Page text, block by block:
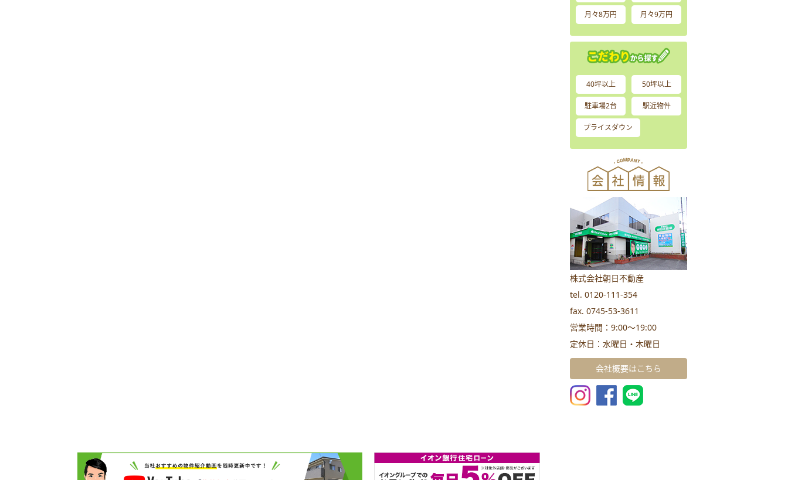
月々8万円 月々9万円
40坪以上 50坪以上
駐車場2台 駅近物件
プライスダウン
株式会社朝日不動産
tel. 0120-111-354
fax. 0745-53-3611
営業時間：9:00～19:00
定休日：水曜日・木曜日
会社概要はこちら